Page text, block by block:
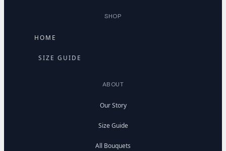
SHOP
HOME
SIZE GUIDE
ABOUT
Our Story
Size Guide
All Bouquets